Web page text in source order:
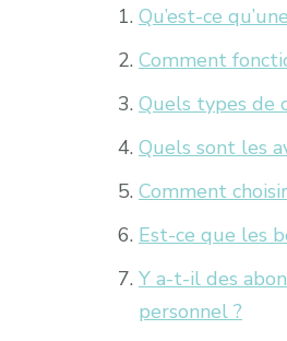
Qu’est-ce
Comment
Quels types de
Quels sont les
Comment
Est-ce que les
Y a-t-il des
personnel ?